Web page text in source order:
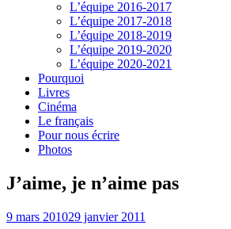
L’équipe 2016-2017
L’équipe 2017-2018
L’équipe 2018-2019
L’équipe 2019-2020
L’équipe 2020-2021
Pourquoi
Livres
Cinéma
Le français
Pour nous écrire
Photos
J’aime, je n’aime pas
9 mars 201029 janvier 2011